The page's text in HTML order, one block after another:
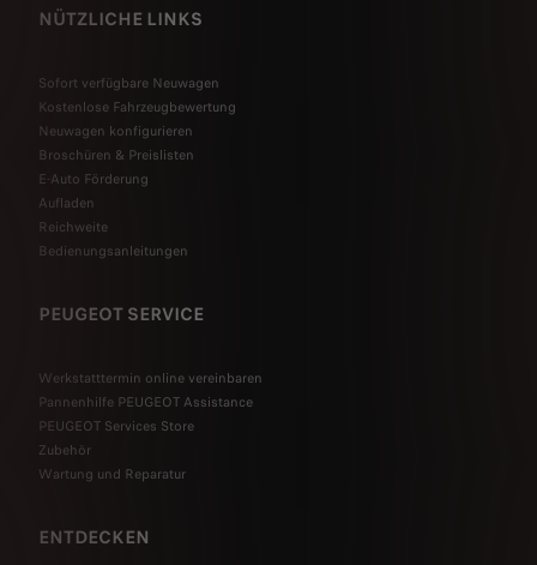
NÜTZLICHE LINKS
Sofort verfügbare Neuwagen
Kostenlose Fahrzeugbewertung
Neuwagen konfigurieren
Broschüren & Preislisten
E-Auto Förderung
Aufladen
Reichweite
Bedienungsanleitungen
PEUGEOT SERVICE
Werkstatttermin online vereinbaren
Pannenhilfe PEUGEOT Assistance
PEUGEOT Services Store
Zubehör
Wartung und Reparatur
ENTDECKEN